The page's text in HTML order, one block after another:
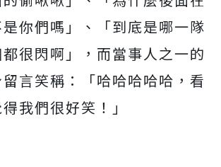
你們嗎」、「到底是哪一隊
很閃啊」，而當事人之一的
言笑稱：「哈哈哈哈哈，看
我們很好笑！」